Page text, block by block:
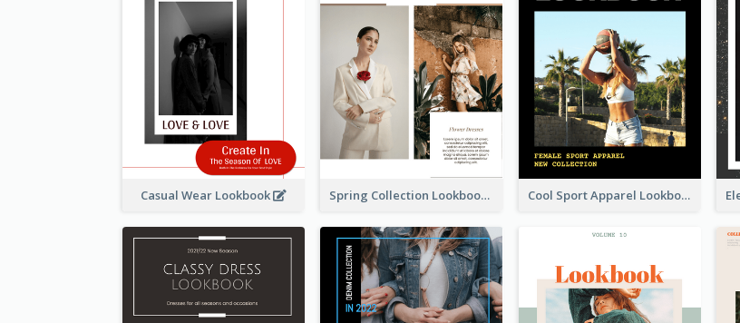
Casual Wear Lookbook Spring Collection Lookbook Cool Sport Apparel Lookbook